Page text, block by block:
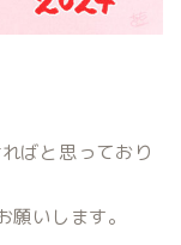
ばと思っており
いします。